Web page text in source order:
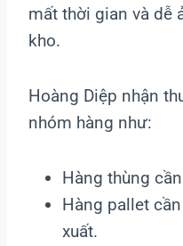
mất thời gian và dễ
kho.
Hoàng Diệp nhận
nhóm hàng như:
Hàng thùng
Hàng pallet
xuất.